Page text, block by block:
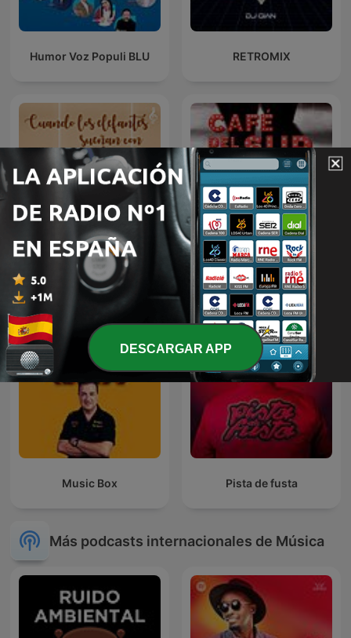
Humor Voz Populi BLU RETROMIX
Cuando los elefantes
sueñan con la música
Café del sur
Music Box Pista de fusta
Más podcasts internacionales de Música
DESCARGAR APP